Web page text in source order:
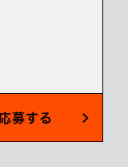
応募する